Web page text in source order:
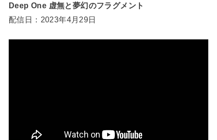
Deep One 虚無と夢幻のフラグメント
配信日：2023年4月29日